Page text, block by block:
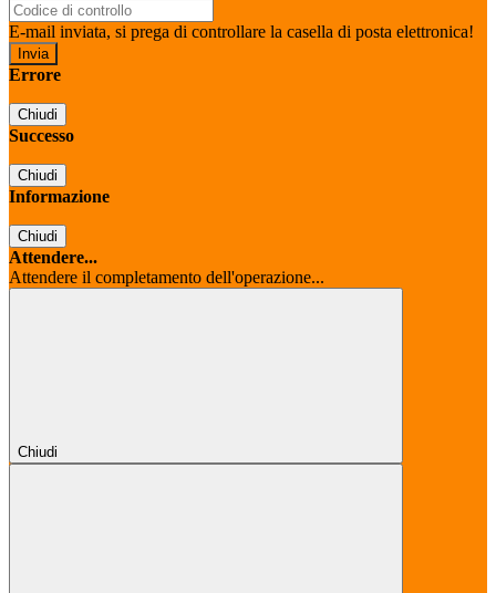
E-mail inviata, si prega di controllare la casella di posta elettronica!
Errore
Chiudi
Successo
Chiudi
Informazione
Chiudi
Attendere...
Attendere il completamento dell'operazione...
Chiudi